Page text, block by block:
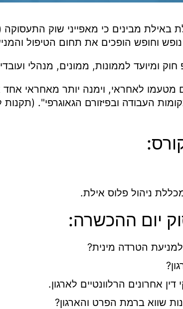
באילת מבינים כי מאפייני שוק
נופש וחופש הופכים את תחום הטיפול
ומיועד לממונות, ממונים, מנהלי
מטעמו לאחראי, וימנה יותר מאחראי
העבודה ובפיזורם הגאוגרפי".
ניהול פלוס אילת.
יום ההכשרה:
הטרדה מינית?
אחרונים הרלוונטיים לארגון.
שווא ברמת הפרט והארגון?